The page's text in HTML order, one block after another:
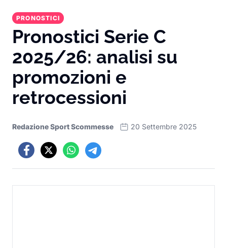
PRONOSTICI
Pronostici Serie C
2025/26: analisi su
promozioni e
retrocessioni
Redazione Sport Scommesse 20 Settembre 2025